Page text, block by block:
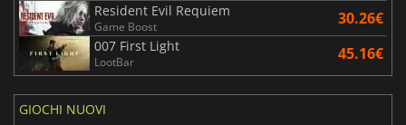
Resident Evil Requiem
Game Boost 30.26€
007 First Light
LootBar 45.16€
GIOCHI NUOVI